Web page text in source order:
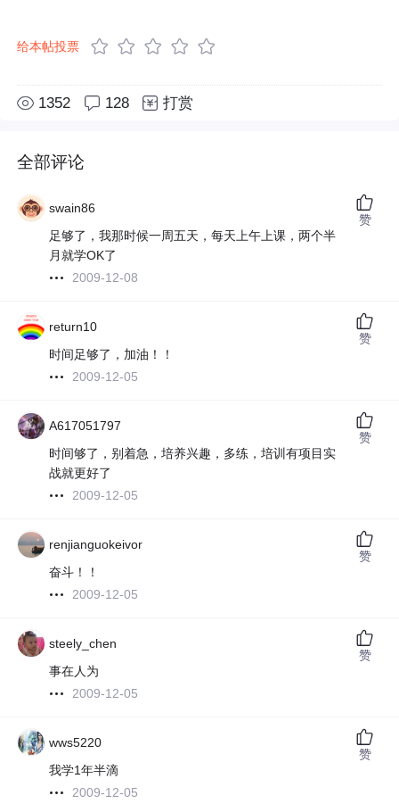
给本帖投票
1352 128 打赏
全部评论
swain86
足够了，我那时候一周五天，每天上午上课，两个半
月就学OK了
2009-12-08
赞
return10
时间足够了，加油！！
2009-12-05
赞
A617051797
时间够了，别着急，培养兴趣，多练，培训有项目实
战就更好了
2009-12-05
赞
renjianguokeivor
奋斗！！
2009-12-05
赞
steely_chen
事在人为
2009-12-05
赞
wws5220
我学1年半滴
2009-12-05
赞